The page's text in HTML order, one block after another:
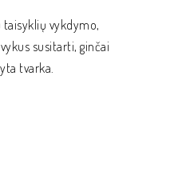
taisyklių vykdymo,
susitarti, ginčai
tvarka.